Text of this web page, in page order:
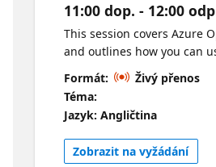
11:00 dop. - 12:00
This session covers Azure
and outlines how you can
to leverage the models of
GPT, CODEX and DALL-E
your own applications.
Formát:
Živý přenos
Téma:
Jazyk: Angličtina
Zobrazit na vyžádání